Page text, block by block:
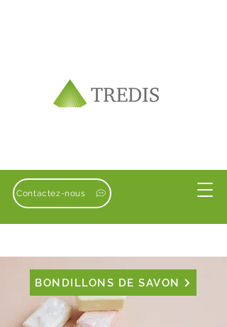
Contactez-nous
BONDILLONS DE SAVON